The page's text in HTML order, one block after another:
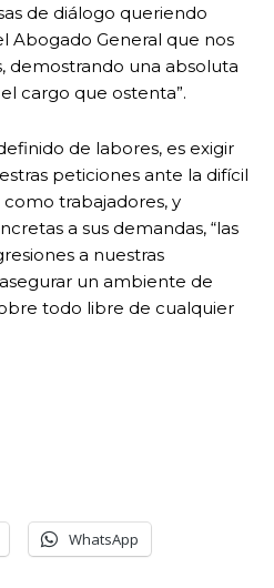
de diálogo queriendo
Abogado General que nos
demostrando una absoluta
cargo que ostenta”.
de labores, es exigir
peticiones ante la difícil
trabajadores, y
a sus demandas, “las
a nuestras
un ambiente de
todo libre de cualquier
WhatsApp